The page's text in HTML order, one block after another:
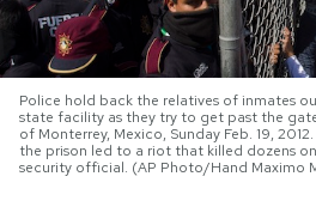
I MIEI PREFERITI
SHOP
Police hold back the relatives of inmates
state facility as they try to get past the
of Monterrey, Mexico, Sunday Feb. 19,
the prison led to a riot that killed dozens
security official. (AP Photo/Hand Maximo